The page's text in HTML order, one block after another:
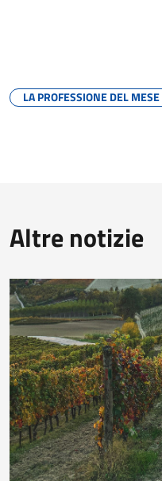
LA PROFESSIONE DEL MESE
Altre notizie